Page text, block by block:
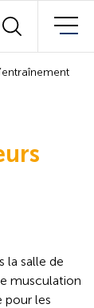
la salle de
musculation
pour les